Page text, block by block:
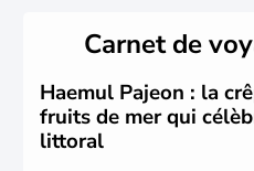
christianisme et le
principales religions. Ce
Corée du Nord. Les Jeux
1988, de même que la
2002, en collaboration avec
Carnet de
Haemul Pajeon : la
fruits de mer qui
littoral